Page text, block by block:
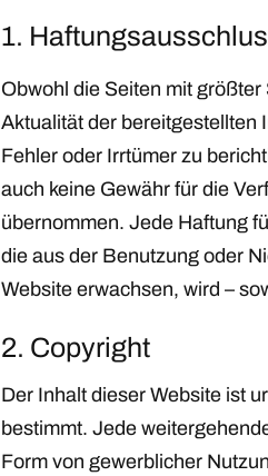
1.
Obwohl die Seiten mit
Aktualität der bereitgestellten
Fehler oder Irrtümer zu
auch keine Gewähr für die
übernommen. Jede Haftung
die aus der Benutzung oder
Website erwachsen, wird –
2. Copyright
Der Inhalt dieser Website ist
bestimmt. Jede
Form von gewerblicher